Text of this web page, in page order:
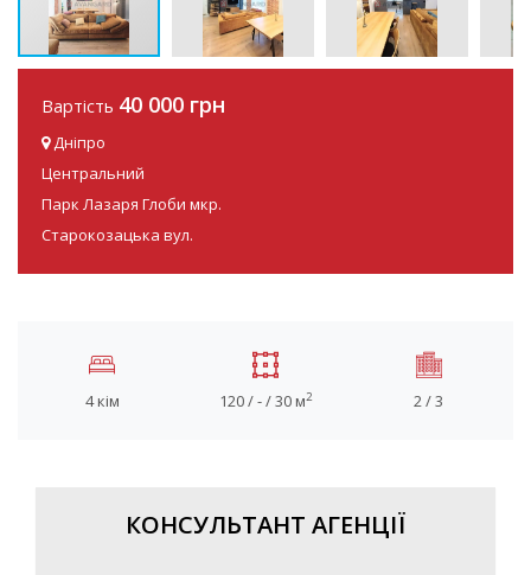
Вартість 40 000 грн
Дніпро
Центральний
Парк Лазаря Глоби мкр.
Старокозацька вул.
4 кім 120 / - / 30 м2 2 / 3
КОНСУЛЬТАНТ АГЕНЦІЇ